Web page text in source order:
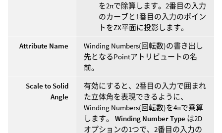
を2πで除算します。2番目の入力
のカーブと1番目の入力のポイン
トをZX平面に投影します。
Attribute Name
Winding Numbers(回転数)の書き出し
先となるPointアトリビュートの名
前。
Scale to Solid
Angle
有効にすると、2番目の入力で囲まれ
た立体角を表現できるように、
Winding Numbers(回転数)を4πで乗算
します。 Winding Number Type は2D
オプションの1つで、2番目の入力の